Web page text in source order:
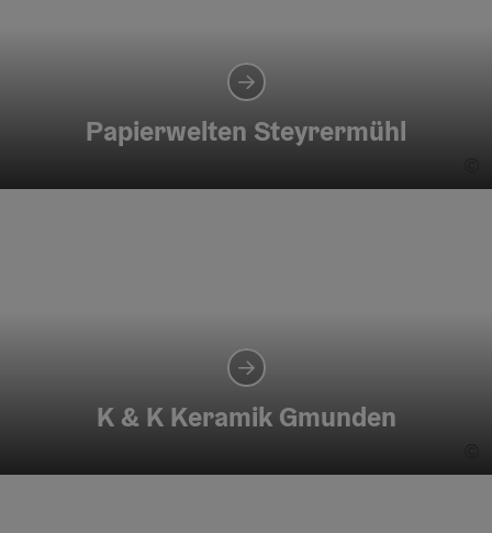
Papierwelten Steyrermühl
K & K Keramik Gmunden